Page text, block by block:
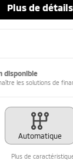
Plus de détails
disponible
les solutions de
Automatique
Plus de